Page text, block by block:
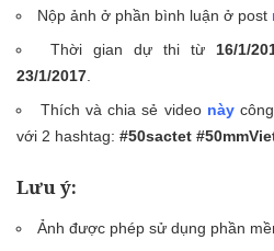
Nộp ảnh ở phần bình luận ở post
Thời gian dự thi từ 16/1/
23/1/2017
Thích và chia sẻ video nàycông
với 2 hashtag: #50sactet
Lưu ý:
Ảnh được phép sử dụng phần